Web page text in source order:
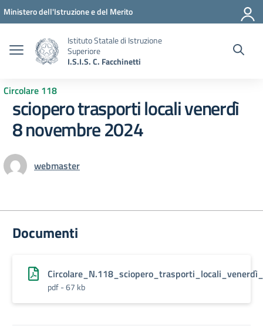
Vai ai contenuti
Vai al menu di navigazione
Vai al footer
Ministero dell'Istruzione e del Merito
Istituto Statale di Istruzione
Superiore
I.S.I.S. C. Facchinetti
Circolare 118
sciopero trasporti locali venerdì
8 novembre 2024
webmaster
Documenti
pdf - 67 kb